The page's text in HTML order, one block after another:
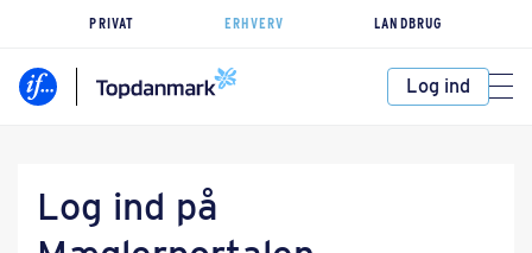
PRIVAT ERHVERV LANDBRUG
Log ind
Log ind på